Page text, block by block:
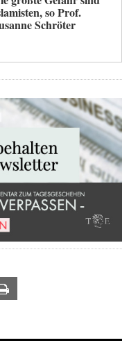
so Prof.
Schröter